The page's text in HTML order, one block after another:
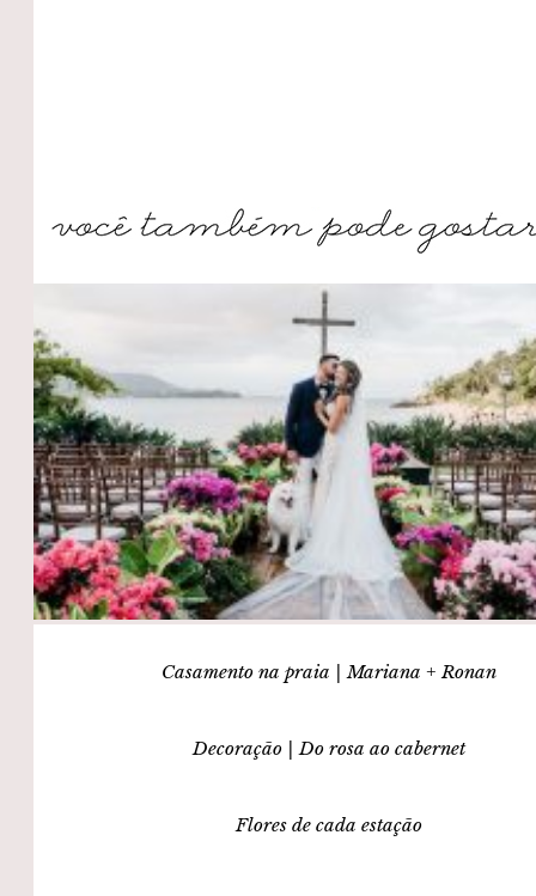
Casamento na praia | Mariana + Ronan
Decoração | Do rosa ao cabernet
Flores de cada estação